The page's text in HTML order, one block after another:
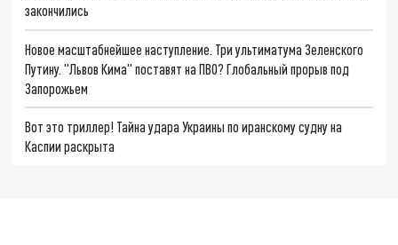
закончились
Новое масштабнейшее наступление. Три ультиматума Зеленского
Путину. "Львов Кима" поставят на ПВО? Глобальный прорыв под
Запорожьем
Вот это триллер! Тайна удара Украины по иранскому судну на
Каспии раскрыта